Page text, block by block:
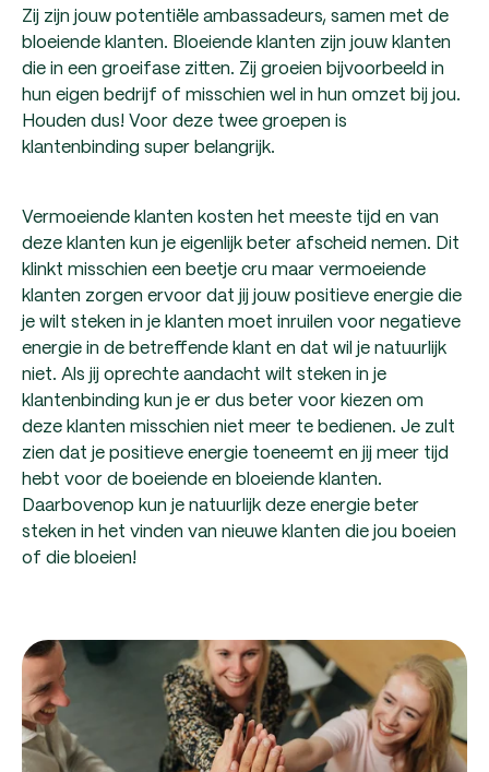
Zij zijn jouw potentiële ambassadeurs, samen met de
bloeiende klanten. Bloeiende klanten zijn jouw klanten
die in een groeifase zitten. Zij groeien bijvoorbeeld in
hun eigen bedrijf of misschien wel in hun omzet bij jou.
Houden dus! Voor deze twee groepen is
klantenbinding super belangrijk.
Vermoeiende klanten kosten het meeste tijd en van
deze klanten kun je eigenlijk beter afscheid nemen. Dit
klinkt misschien een beetje cru maar vermoeiende
klanten zorgen ervoor dat jij jouw positieve energie die
je wilt steken in je klanten moet inruilen voor negatieve
energie in de betreffende klant en dat wil je natuurlijk
niet. Als jij oprechte aandacht wilt steken in je
klantenbinding kun je er dus beter voor kiezen om
deze klanten misschien niet meer te bedienen. Je zult
zien dat je positieve energie toeneemt en jij meer tijd
hebt voor de boeiende en bloeiende klanten.
Daarbovenop kun je natuurlijk deze energie beter
steken in het vinden van nieuwe klanten die jou boeien
of die bloeien!